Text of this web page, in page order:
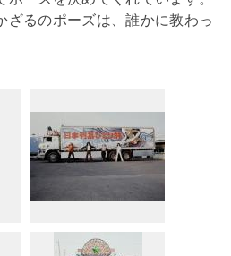
ざるのポーズは、誰かに教わっ